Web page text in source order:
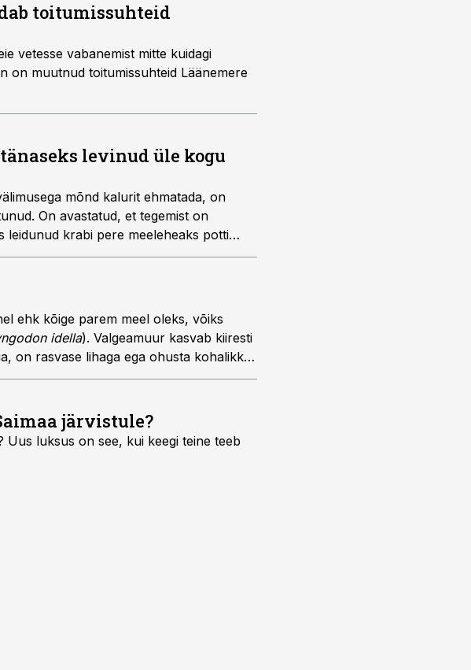
toitumissuhteid
vetesse vabanemist mitte kuidagi
on muutnud toitumissuhteid Läänemere
levinud üle kogu
mõnd kalurit ehmatada, on
On avastatud, et tegemist on
leidunud krabi pere meeleheaks potti
ehk kõige parem meel oleks, võiks
idella). Valgeamuur kasvab kiiresti
on rasvase lihaga ega ohusta kohalikke
järvistule?
luksus on see, kui keegi teine teeb